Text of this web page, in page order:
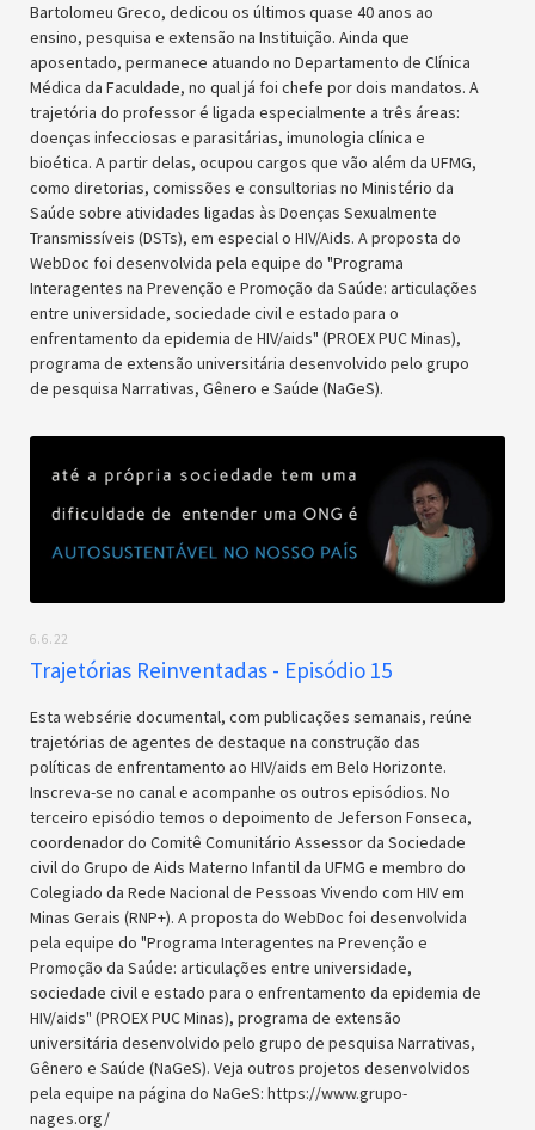
Bartolomeu Greco, dedicou os últimos quase 40 anos ao
ensino, pesquisa e extensão na Instituição. Ainda que
aposentado, permanece atuando no Departamento de Clínica
Médica da Faculdade, no qual já foi chefe por dois mandatos. A
trajetória do professor é ligada especialmente a três áreas:
doenças infecciosas e parasitárias, imunologia clínica e
bioética. A partir delas, ocupou cargos que vão além da UFMG,
como diretorias, comissões e consultorias no Ministério da
Saúde sobre atividades ligadas às Doenças Sexualmente
Transmissíveis (DSTs), em especial o HIV/Aids. A proposta do
WebDoc foi desenvolvida pela equipe do "Programa
Interagentes na Prevenção e Promoção da Saúde: articulações
entre universidade, sociedade civil e estado para o
enfrentamento da epidemia de HIV/aids" (PROEX PUC Minas),
programa de extensão universitária desenvolvido pelo grupo
de pesquisa Narrativas, Gênero e Saúde (NaGeS).
6.6.22
Trajetórias Reinventadas - Episódio 15
Esta websérie documental, com publicações semanais, reúne
trajetórias de agentes de destaque na construção das
políticas de enfrentamento ao HIV/aids em Belo Horizonte.
Inscreva-se no canal e acompanhe os outros episódios. No
terceiro episódio temos o depoimento de Jeferson Fonseca,
coordenador do Comitê Comunitário Assessor da Sociedade
civil do Grupo de Aids Materno Infantil da UFMG e membro do
Colegiado da Rede Nacional de Pessoas Vivendo com HIV em
Minas Gerais (RNP+). A proposta do WebDoc foi desenvolvida
pela equipe do "Programa Interagentes na Prevenção e
Promoção da Saúde: articulações entre universidade,
sociedade civil e estado para o enfrentamento da epidemia de
HIV/aids" (PROEX PUC Minas), programa de extensão
universitária desenvolvido pelo grupo de pesquisa Narrativas,
Gênero e Saúde (NaGeS). Veja outros projetos desenvolvidos
pela equipe na página do NaGeS: https://www.grupo-
nages.org/